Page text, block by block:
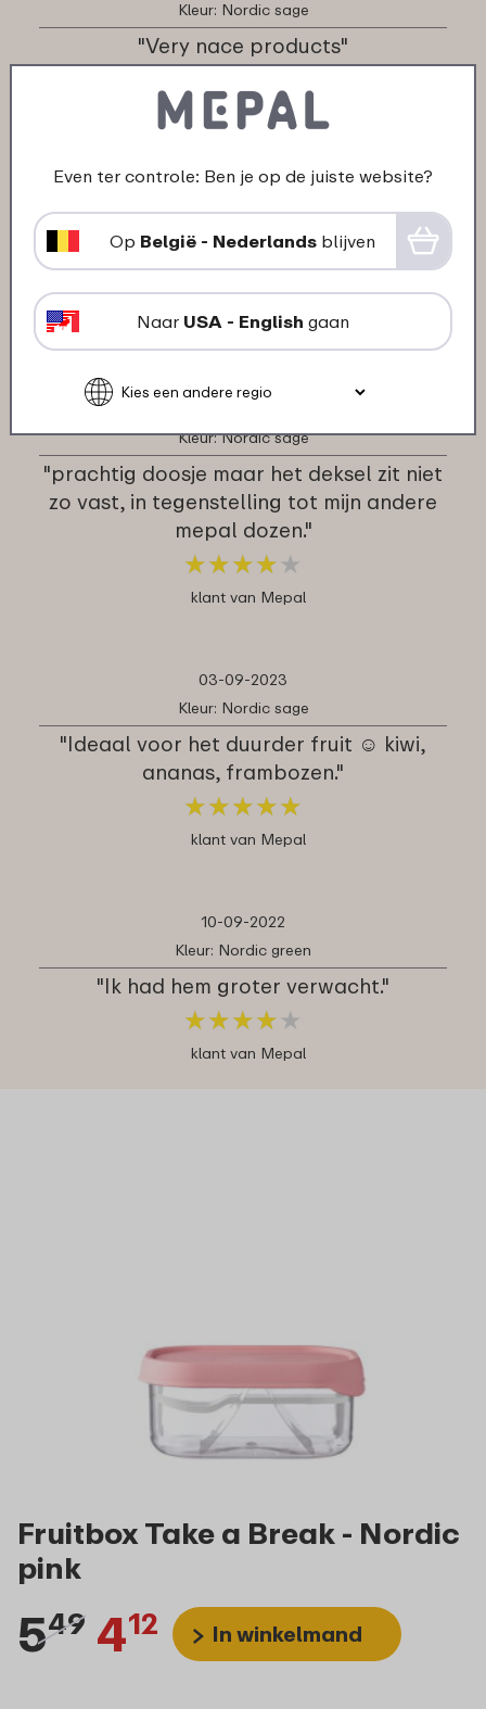
Kleur: Nordic sage
"Very nace products"
klant van Mepal
"Mijn zoon is super blij mee"
★★★★★
★★★★★
klant van Mepal
Kleur: Nordic sage
"prachtig doosje maar het deksel zit niet
zo vast, in tegenstelling tot mijn andere
mepal dozen."
★★★★ ★
★★★★ ★
klant van Mepal
03-09-2023
Kleur: Nordic sage
"Ideaal voor het duurder fruit ☺️ kiwi,
ananas, frambozen."
★★★★★
★★★★★
klant van Mepal
10-09-2022
Kleur: Nordic green
"Ik had hem groter verwacht."
★★★★ ★
★★★★ ★
klant van Mepal
Fruitbox Take a Break - Nordic
pink
549 412 In winkelmand
Even ter controle: Ben je op de juiste website?
Op België - Nederlands blijven
Naar USA - English gaan